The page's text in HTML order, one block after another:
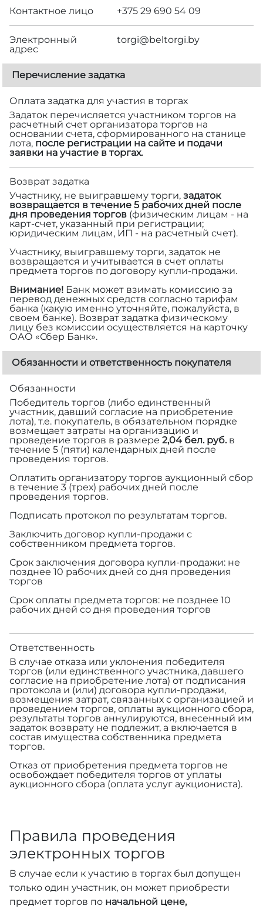
Контактное лицо +375 29 690 54 09
Электронный
адрес
torgi@beltorgi.by
Перечисление задатка
Оплата задатка для участия в торгах
Задаток перечисляется участником торгов на
расчетный счет организатора торгов на
основании счета, сформированного на станице
лота, после регистрации на сайте и подачи
заявки на участие в торгах.
Возврат задатка
Участнику, не выигравшему торги, задаток
возвращается в течение 5 рабочих дней после
дня проведения торгов (физическим лицам - на
карт-счет, указанный при регистрации;
юридическим лицам, ИП - на расчетный счет).
Участнику, выигравшему торги, задаток не
возвращается и учитывается в счет оплаты
предмета торгов по договору купли-продажи.
Внимание! Банк может взимать комиссию за
перевод денежных средств согласно тарифам
банка (какую именно уточняйте, пожалуйста, в
своем банке). Возврат задатка физическому
лицу без комиссии осуществляется на карточку
ОАО «Сбер Банк».
Обязанности и ответственность покупателя
Обязанности
Победитель торгов (либо единственный
участник, давший согласие на приобретение
лота), т.е. покупатель, в обязательном порядке
возмещает затраты на организацию и
проведение торгов в размере 2,04 бел. руб.в
течение 5 (пяти) календарных дней после
проведения торгов.
Оплатить организатору торгов аукционный сбор
в течение 3 (трех) рабочих дней после
проведения торгов.
Подписать протокол по результатам торгов.
Заключить договор купли-продажи с
собственником предмета торгов.
Срок заключения договора купли-продажи: не
позднее 10 рабочих дней со дня проведения
торгов
Срок оплаты предмета торгов: не позднее 10
рабочих дней со дня проведения торгов
Ответственность
В случае отказа или уклонения победителя
торгов (или единственного участника, давшего
согласие на приобретение лота) от подписания
протокола и (или) договора купли-продажи,
возмещения затрат, связанных с организацией и
проведением торгов, оплаты аукционного сбора,
результаты торгов аннулируются, внесенный им
задаток возврату не подлежит, а включается в
состав имущества собственника предмета
торгов.
Отказ от приобретения предмета торгов не
освобождает победителя торгов от уплаты
аукционного сбора (оплата услуг аукциониста).
Правила проведения
электронных торгов
В случае если к участию в торгах был допущен
только один участник, он может приобрести
предмет торгов по начальной цене,